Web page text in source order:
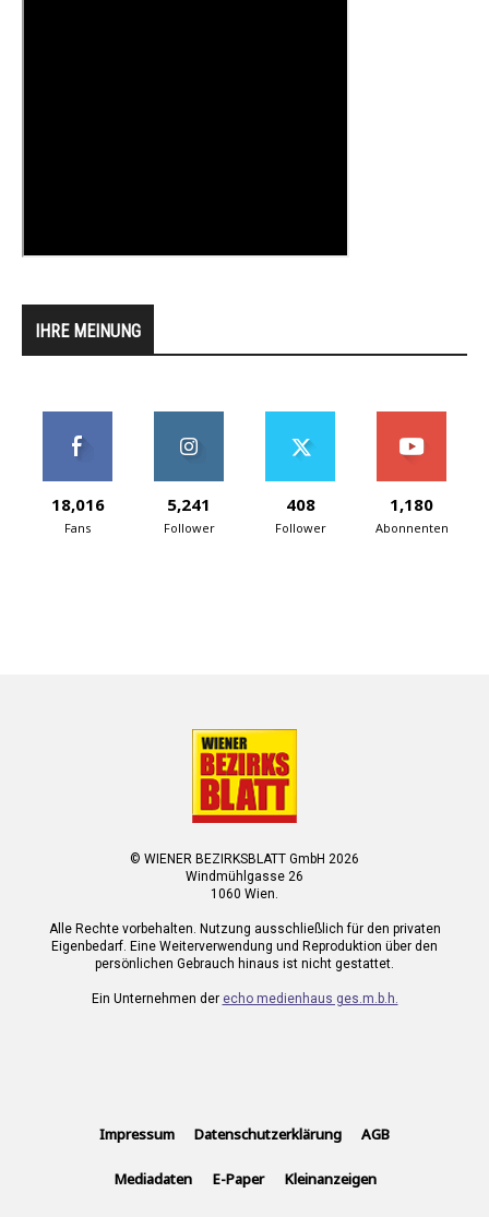
IHRE MEINUNG
18,016
Fans
5,241
Follower
408
Follower
1,180
Abonnenten
© WIENER BEZIRKSBLATT GmbH 2026
Windmühlgasse 26
1060 Wien.
Alle Rechte vorbehalten. Nutzung ausschließlich für den privaten
Eigenbedarf. Eine Weiterverwendung und Reproduktion über den
persönlichen Gebrauch hinaus ist nicht gestattet.
Ein Unternehmen der echo medienhaus ges.m.b.h.
Impressum Datenschutzerklärung AGB
Mediadaten E-Paper Kleinanzeigen